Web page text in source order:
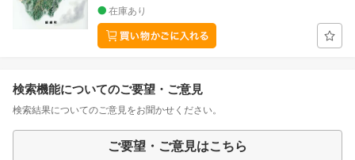
在庫あり
検索機能についてのご要望・ご意見
検索結果についてのご意見をお聞かせください。
ご要望・ご意見はこちら